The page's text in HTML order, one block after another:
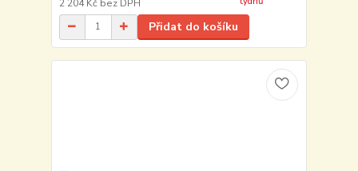
2 204 Kč bez DPH
Přidat do košíku